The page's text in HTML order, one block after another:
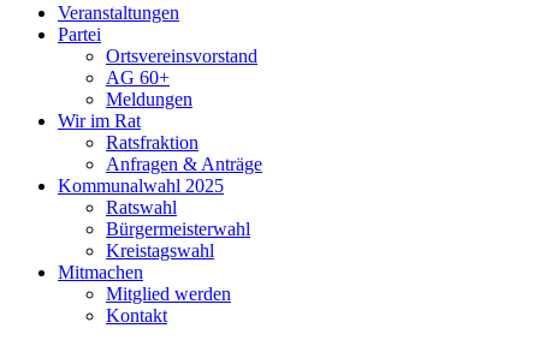
Veranstaltungen
Partei
Ortsvereinsvorstand
AG 60+
Meldungen
Wir im Rat
Ratsfraktion
Anfragen & Anträge
Kommunalwahl 2025
Ratswahl
Bürgermeisterwahl
Kreistagswahl
Mitmachen
Mitglied werden
Kontakt